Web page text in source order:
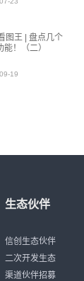
图王 | 盘点几个
！（二）
19
生态伙伴
信创生态伙伴
二次开发生态
渠道伙伴招募